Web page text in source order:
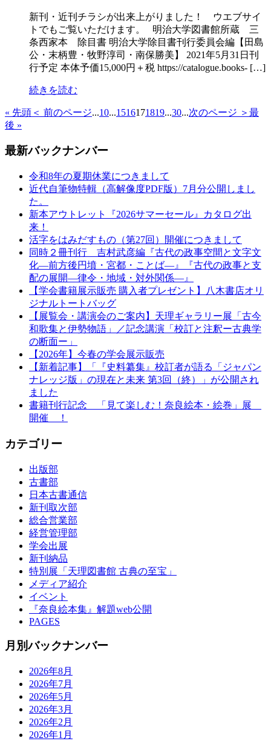
新刊・近刊チラシが出来上がりました！ ウエブサイ
トでもご覧いただけます。 明治大学図書館所蔵 三
条西家本 除目書 明治大学除目書刊行委員会編【田島
公・末柄豊・牧野淳司・南保勝美】 2021年5月31日刊
行予定 本体予価15,000円＋税 https://catalogue.books- […]
続きを読む
« 先頭 ＜ 前のページ...10...1516171819...30...次のページ ＞ 最
後 »
最新バックナンバー
令和8年の夏期休業につきまして
近代自筆物特輯（高解像度PDF版）7月分公開しまし
た。
新本アウトレット『2026サマーセール』カタログ出
来！
活字をはみだすもの（第27回）開催につきまして
同時２冊刊行 吉村武彦編『古代の政事空間と文字文
化—前方後円墳・宮都・ことば—』『古代の政事と支
配の展開—律令・地域・対外関係—』
【学会書籍展示販売 購入者プレゼント】八木書店オリ
ジナルトートバッグ
【展覧会・講演会のご案内】天理ギャラリー展「古今
和歌集と伊勢物語」／記念講演「校訂と注釈ー古典学
の断面ー」
【2026年】今春の学会展示販売
【新着記事】「『史料纂集』校訂者が語る「ジャパン
ナレッジ版」の現在と未来 第3回（終）」が公開され
ました
書籍刊行記念 「見て楽しむ！奈良絵本・絵巻」展
開催 ！
カテゴリー
出版部
古書部
日本古書通信
新刊取次部
総合営業部
経営管理部
学会出展
新刊納品
特別展「天理図書館 古典の至宝」
メディア紹介
イベント
『奈良絵本集』解題web公開
PAGES
月別バックナンバー
2026年8月
2026年7月
2026年5月
2026年3月
2026年2月
2026年1月